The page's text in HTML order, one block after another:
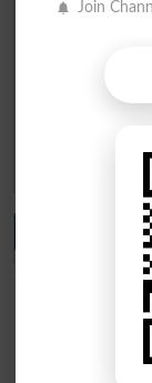
Question: What is
capital of Pakistan?
Spam comments
Do you like
Join